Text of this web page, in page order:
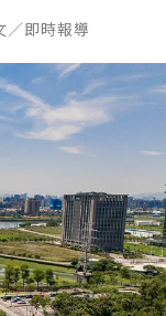
／即時報導